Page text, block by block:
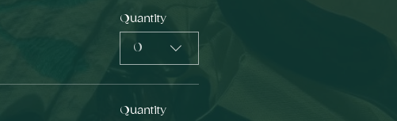
Quantity
0
Quantity